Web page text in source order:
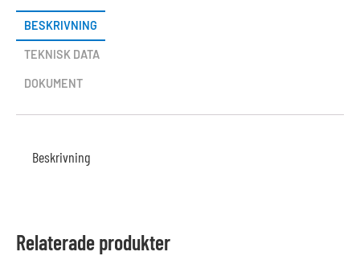
BESKRIVNING
TEKNISK DATA
DOKUMENT
Beskrivning
Relaterade produkter